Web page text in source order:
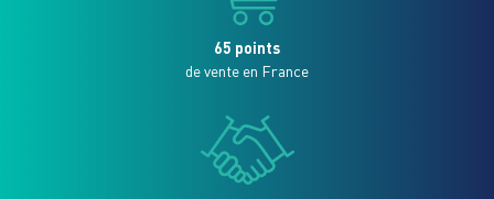
65 points
de vente en France